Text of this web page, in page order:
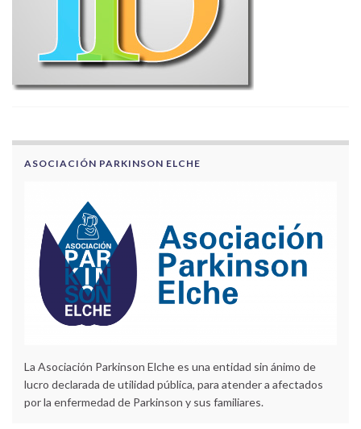
ASOCIACIÓN PARKINSON ELCHE
La Asociación Parkinson Elche es una entidad sin ánimo de
lucro declarada de utilidad pública, para atender a afectados
por la enfermedad de Parkinson y sus familiares.